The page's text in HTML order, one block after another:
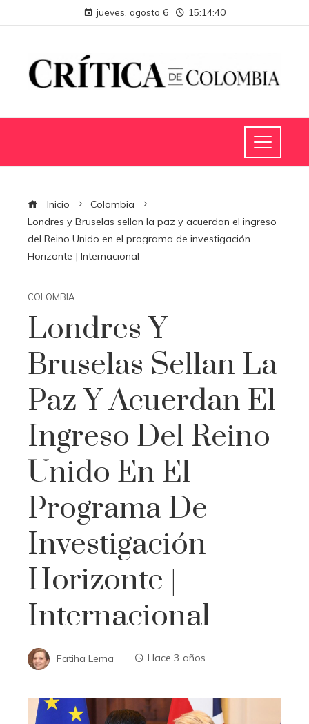
jueves, agosto 6 15:14:41
Inicio
Colombia
Londres y Bruselas sellan la paz y acuerdan el ingreso
del Reino Unido en el programa de investigación
Horizonte | Internacional
COLOMBIA
Londres Y
Bruselas Sellan La
Paz Y Acuerdan El
Ingreso Del Reino
Unido En El
Programa De
Investigación
Horizonte |
Internacional
Fatiha Lema Hace 3 años